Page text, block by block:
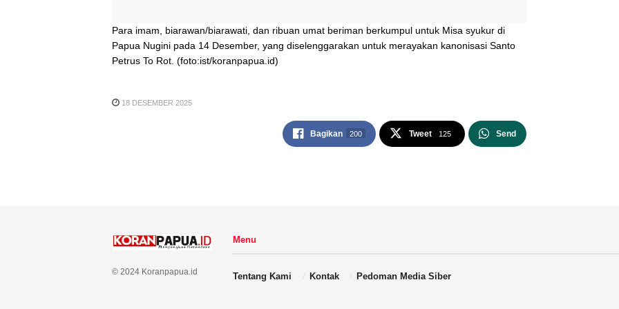
Para imam, biarawan/biarawati, dan ribuan umat beriman berkumpul untuk Misa syukur di
Papua Nugini pada 14 Desember, yang diselenggarakan untuk merayakan kanonisasi Santo
Petrus To Rot. (foto:ist/koranpapua.id)
18 DESEMBER 2025
Bagikan 200 Tweet 125 Send
© 2024 Koranpapua.id
Menu
Tentang Kami Kontak Pedoman Media Siber